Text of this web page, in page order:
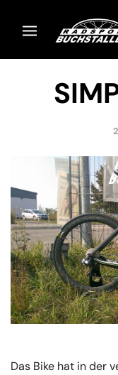
Das Bike hat in der